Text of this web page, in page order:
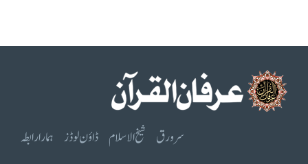
سرورق شیخ الاسلام ڈاؤن لوڈز ہمارا رابطہ